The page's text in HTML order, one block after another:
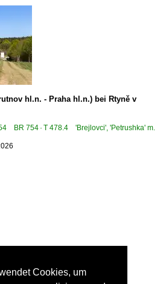
hl.n. - Praha hl.n.) bei Rtyně v
BR 754 · T 478.4 'Brejlovci', 'Petrushka' m.
Cookies, um